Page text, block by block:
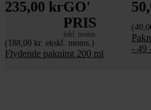
235,00 krGO'
PRIS
inkl. moms
(188,00 kr. ekskl. moms.)
Flydende pakning 200 ml
- 49